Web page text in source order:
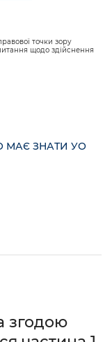
точки зору
щодо здійснення
МАЄ ЗНАТИ УО
згодою